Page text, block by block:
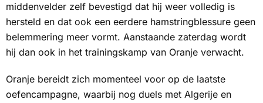
middenvelder zelf bevestigd dat hij weer volledig is
hersteld en dat ook een eerdere hamstringblessure geen
belemmering meer vormt. Aanstaande zaterdag wordt
hij dan ook in het trainingskamp van Oranje verwacht.
Oranje bereidt zich momenteel voor op de laatste
oefencampagne, waarbij nog duels met Algerije en